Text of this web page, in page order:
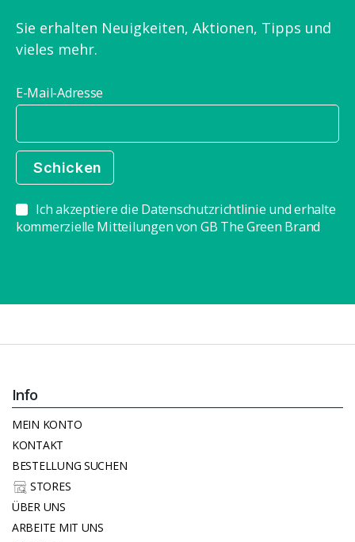
Sie erhalten Neuigkeiten, Aktionen, Tipps und
vieles mehr.
E-Mail-Adresse
Ich akzeptiere die Datenschutzrichtlinie und erhalte
kommerzielle Mitteilungen von GB The Green Brand
Info
MEIN KONTO
KONTAKT
BESTELLUNG SUCHEN
STORES
ÜBER UNS
ARBEITE MIT UNS